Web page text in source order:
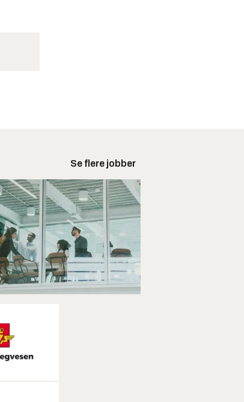
Se flere jobber